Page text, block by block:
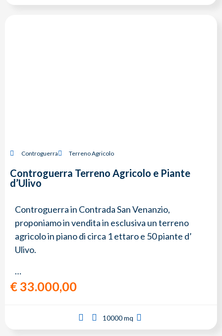
Controguerra Terreno Agricolo
Controguerra Terreno Agricolo e Piante
d’Ulivo
Controguerra in Contrada San Venanzio,
proponiamo in vendita in esclusiva un terreno
agricolo in piano di circa 1 ettaro e 50 piante d’
Ulivo.
…
€ 33.000,00
10000 mq